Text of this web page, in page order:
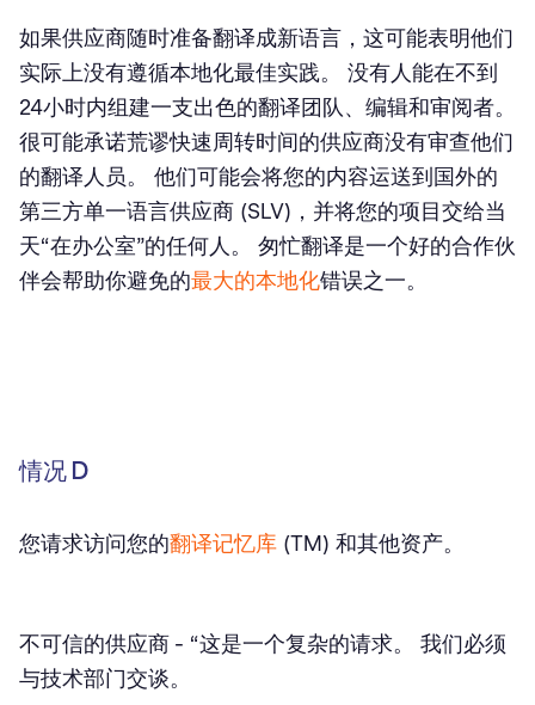
如果供应商随时准备翻译成新语言，这可能表明他们
实际上没有遵循本地化最佳实践。 没有人能在不到
24小时内组建一支出色的翻译团队、编辑和审阅者。
很可能承诺荒谬快速周转时间的供应商没有审查他们
的翻译人员。 他们可能会将您的内容运送到国外的
第三方单一语言供应商 (SLV)，并将您的项目交给当
天“在办公室”的任何人。 匆忙翻译是一个好的合作伙
伴会帮助你避免的最大的本地化错误之一。
情况 D
您请求访问您的翻译记忆库 (TM) 和其他资产。
不可信的供应商 - “这是一个复杂的请求。 我们必须
与技术部门交谈。